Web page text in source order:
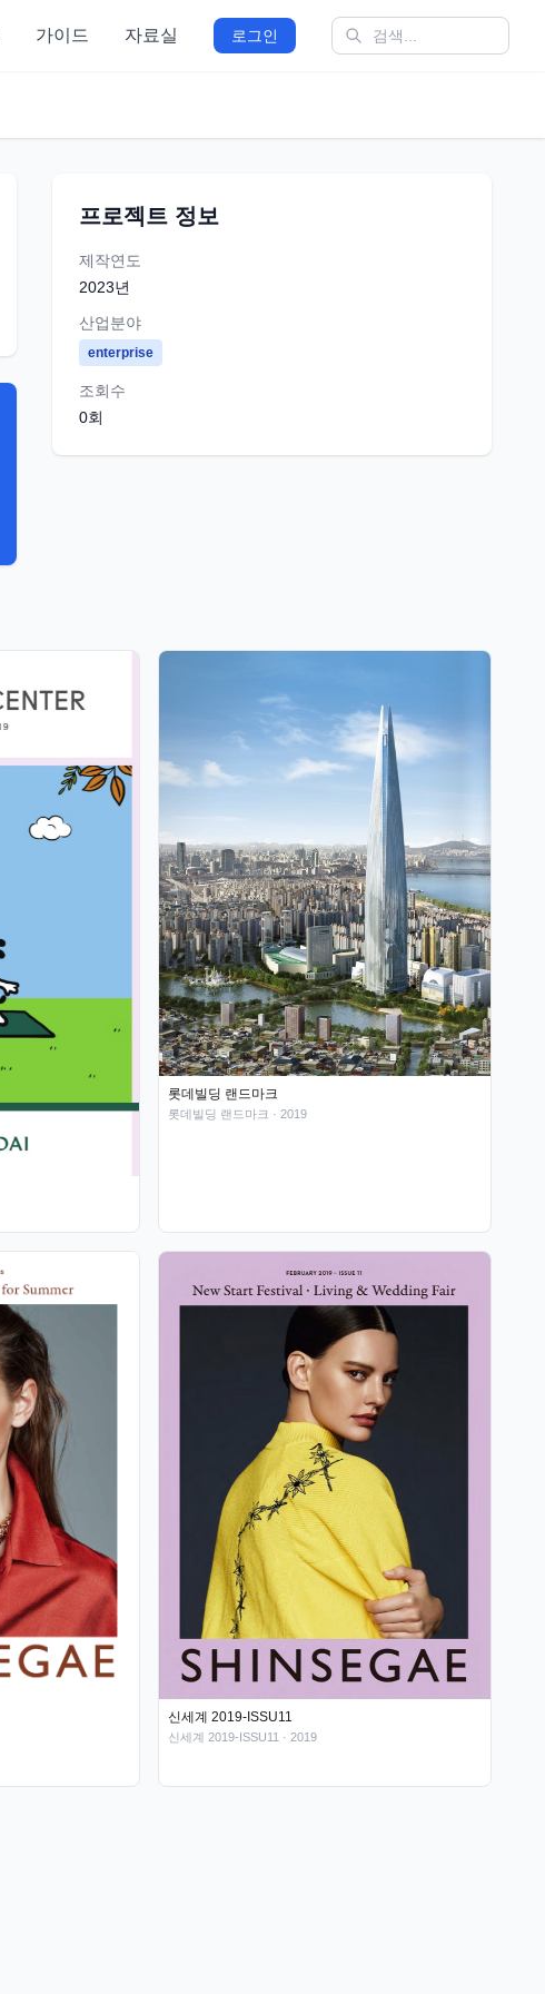
가이드 자료실 로그인
프로젝트 정보
제작연도
2023년
산업분야
enterprise
조회수
0회
롯데빌딩 랜드마크
롯데빌딩 랜드마크 · 2019
신세계 2019-ISSU11
신세계 2019-ISSU11 · 2019